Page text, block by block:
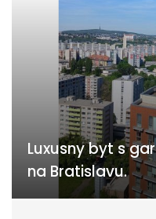
Luxusny byt s
na Bratislavu.